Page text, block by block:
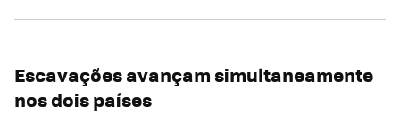
Escavações avançam simultaneamente
nos dois países